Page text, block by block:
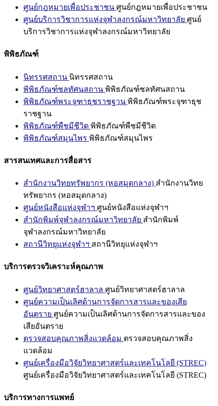
ศูนย์กฎหมายเพื่อประชาชน ศูนย์กฎหมายเพื่อประชาชน
ศูนย์บริการวิชาการแห่งจุฬาลงกรณ์มหาวิทยาลัย ศูนย์
บริการวิชาการแห่งจุฬาลงกรณ์มหาวิทยาลัย
พิพิธภัณฑ์
นิทรรศสถาน นิทรรศสถาน
พิพิธภัณฑ์ชลทัศนสถาน พิพิธภัณฑ์ชลทัศนสถาน
พิพิธภัณฑ์พระจุฑาธุชราชฐาน พิพิธภัณฑ์พระจุฑาธุช
ราชฐาน
พิพิธภัณฑ์พืชมีชีวิต พิพิธภัณฑ์พืชมีชีวิต
พิพิธภัณฑ์สมุนไพร พิพิธภัณฑ์สมุนไพร
สารสนเทศและการสื่อสาร
สำนักงานวิทยทรัพยากร (หอสมุดกลาง) สำนักงานวิทย
ทรัพยากร (หอสมุดกลาง)
ศูนย์หนังสือแห่งจุฬาฯ ศูนย์หนังสือแห่งจุฬาฯ
สำนักพิมพ์จุฬาลงกรณ์มหาวิทยาลัย สำนักพิมพ์
จุฬาลงกรณ์มหาวิทยาลัย
สถานีวิทยุแห่งจุฬาฯ สถานีวิทยุแห่งจุฬาฯ
บริการตรวจวิเคราะห์คุณภาพ
ศูนย์วิทยาศาสตร์ฮาลาล ศูนย์วิทยาศาสตร์ฮาลาล
ศูนย์ความเป็นเลิศด้านการจัดการสารและของเสีย
อันตราย ศูนย์ความเป็นเลิศด้านการจัดการสารและของ
เสียอันตราย
ตรวจสอบคุณภาพสิ่งแวดล้อม ตรวจสอบคุณภาพสิ่ง
แวดล้อม
ศูนย์เครื่องมือวิจัยวิทยาศาสตร์และเทคโนโลยี (STREC)
ศูนย์เครื่องมือวิจัยวิทยาศาสตร์และเทคโนโลยี (STREC)
บริการทางการแพทย์